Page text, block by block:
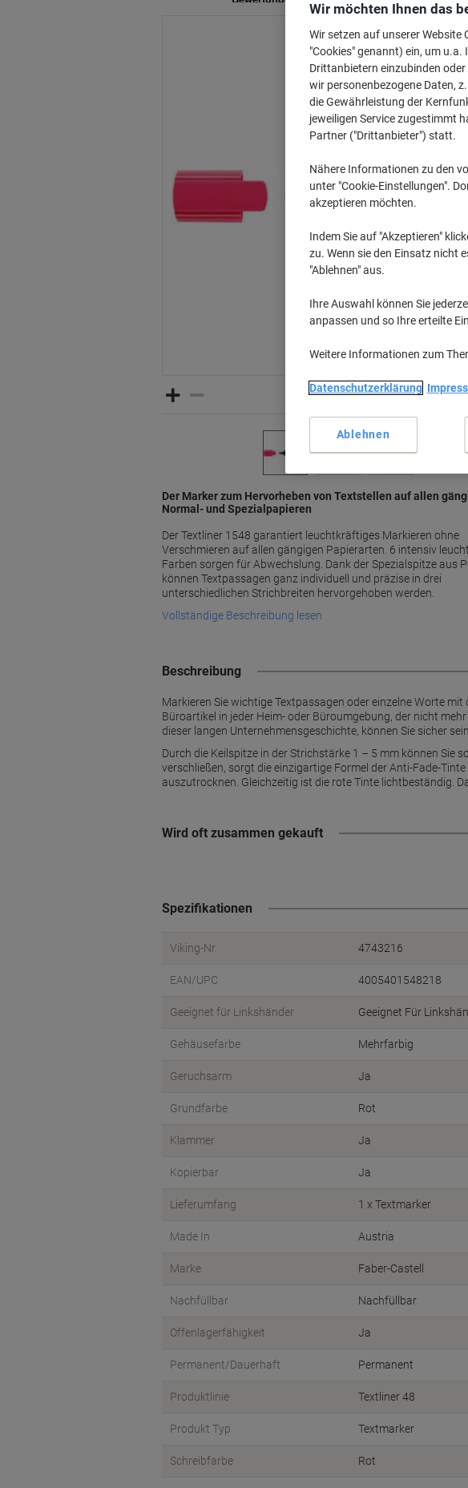
Der Marker zum Hervorheben von Textstellen auf allen
Normal- und Spezialpapieren
Der Textliner 1548 garantiert leuchtkräftiges Markieren ohne
Verschmieren auf allen gängigen Papierarten. 6 intensiv
Farben sorgen für Abwechslung. Dank der Spezialspitze aus
können Textpassagen ganz individuell und präzise in drei
unterschiedlichen Strichbreiten hervorgehoben werden.
Vollständige Beschreibung lesen
Beschreibung
Markieren Sie wichtige Textpassagen oder einzelne Worte
Büroartikel in jeder Heim- oder Büroumgebung, der nicht
dieser langen Unternehmensgeschichte, können Sie sicher
Durch die Keilspitze in der Strichstärke 1 – 5 mm können Sie
verschließen, sorgt die einzigartige Formel der Anti-Fade-
auszutrocknen. Gleichzeitig ist die rote Tinte lichtbeständig.
Wird oft zusammen gekauft
Spezifikationen
Viking-Nr. 4743216
EAN/UPC 4005401548218
Geeignet für Linkshänder Geeignet Für
Gehäusefarbe Mehrfarbig
Geruchsarm Ja
Grundfarbe Rot
Klammer Ja
Kopierbar Ja
Lieferumfang 1 x Textmarker
Made In Austria
Marke Faber-Castell
Nachfüllbar Nachfüllbar
Offenlagerfähigkeit Ja
Permanent/Dauerhaft Permanent
Produktlinie Textliner 48
Produkt Typ Textmarker
Schreibfarbe Rot
Wir möchten Ihnen das
Wir setzen auf unserer Website
"Cookies" genannt) ein, um
Drittanbietern einzubinden
wir personenbezogene Daten,
die Gewährleistung der
jeweiligen Service zugestimmt
Partner ("Drittanbieter") statt.
Nähere Informationen zu den
unter "Cookie-Einstellungen".
akzeptieren möchten.
Indem Sie auf "Akzeptieren"
zu. Wenn sie den Einsatz nicht
"Ablehnen" aus.
Ihre Auswahl können Sie
anpassen und so Ihre erteilte
Weitere Informationen zum
Datenschutzerklärung
Ablehnen